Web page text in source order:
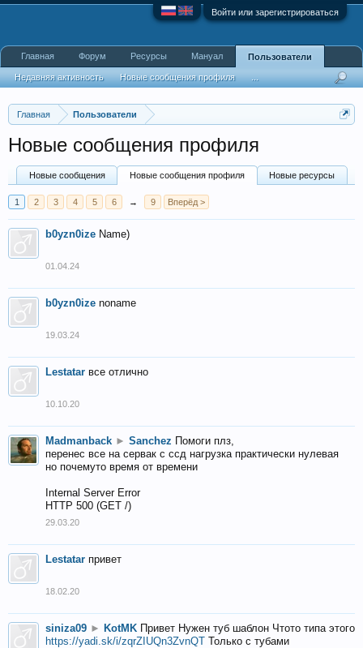
Войти или зарегистрироваться
Главная Пользователи
Новые сообщения профиля
Новые сообщения Новые сообщения профиля Новые ресурсы
1 2 3 4 5 6 → 9 Вперёд >
b0yzn0ize Name)
01.04.24
b0yzn0ize noname
19.03.24
Lestatar все отлично
10.10.20
Madmanback ► Sanchez Помоги плз,
перенес все на сервак с ссд нагрузка практически нулевая
но почемуто время от времени
Internal Server Error
HTTP 500 (GET /)
29.03.20
Lestatar привет
18.02.20
siniza09 ► KotMK Привет Нужен туб шаблон Чтото типа этого
https://yadi.sk/i/zqrZIUQn3ZvnQT Только с тубами
Главная Форум Ресурсы Мануал Пользователи
Недавняя активность Новые сообщения профиля